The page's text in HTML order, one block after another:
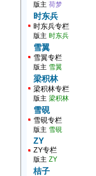
版主 荷梦
时东兵
时东兵专栏
版主 时东兵
雪翼
雪翼专栏
版主 雪翼
梁积林
梁积林专栏
版主 梁积林
雪硯
雪硯专栏
版主 雪硯
ZY
ZY专栏
版主 ZY
桔子